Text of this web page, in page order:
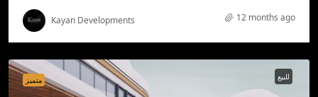
Kayan Developments 12 months ago
متميز للبيع